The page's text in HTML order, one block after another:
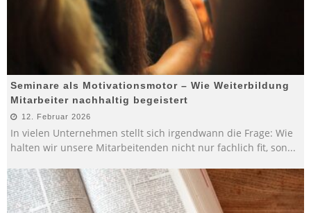
Seminare als Motivationsmotor – Wie Weiterbildung
Mitarbeiter nachhaltig begeistert
12. Februar 2026
In vielen Unternehmen stellt sich irgendwann die Frage: Wie
halten wir unsere Mitarbeitenden nicht nur fachlich fit, son...